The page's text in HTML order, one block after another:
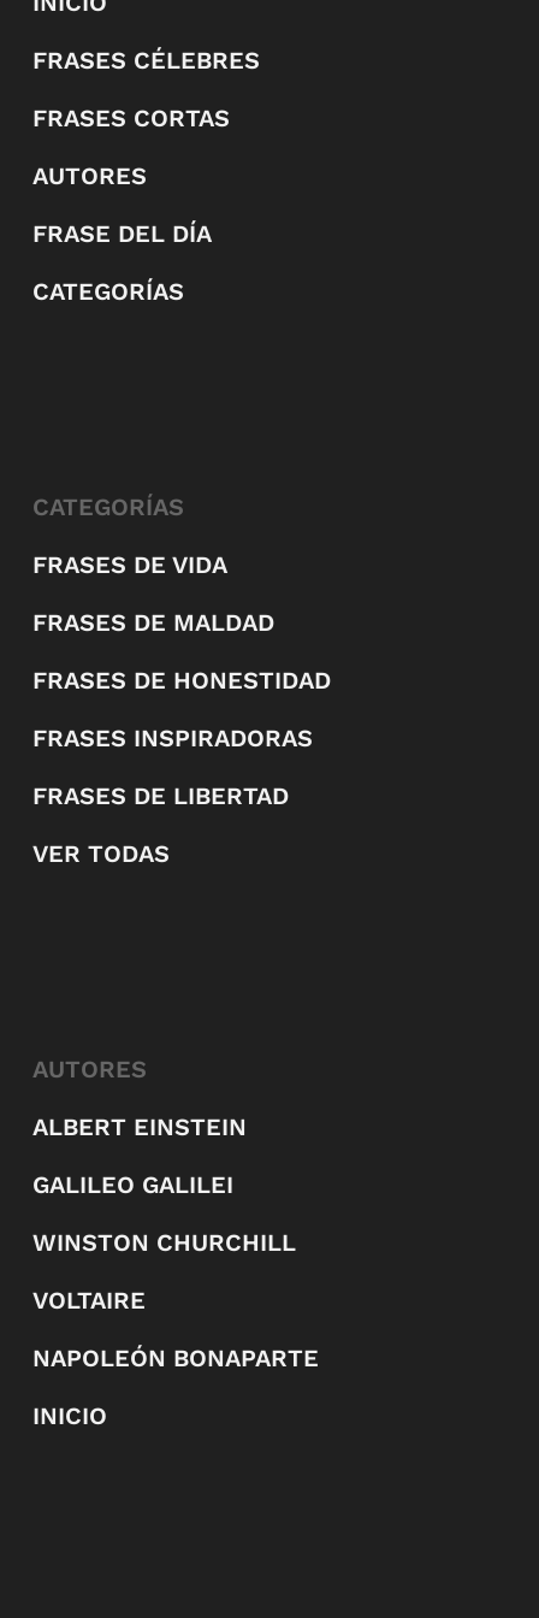
FRASES CÉLEBRES
FRASES CORTAS
AUTORES
FRASE DEL DÍA
CATEGORÍAS
CATEGORÍAS
FRASES DE VIDA
FRASES DE MALDAD
FRASES DE HONESTIDAD
FRASES INSPIRADORAS
FRASES DE LIBERTAD
VER TODAS
AUTORES
ALBERT EINSTEIN
GALILEO GALILEI
WINSTON CHURCHILL
VOLTAIRE
NAPOLEÓN BONAPARTE
INICIO